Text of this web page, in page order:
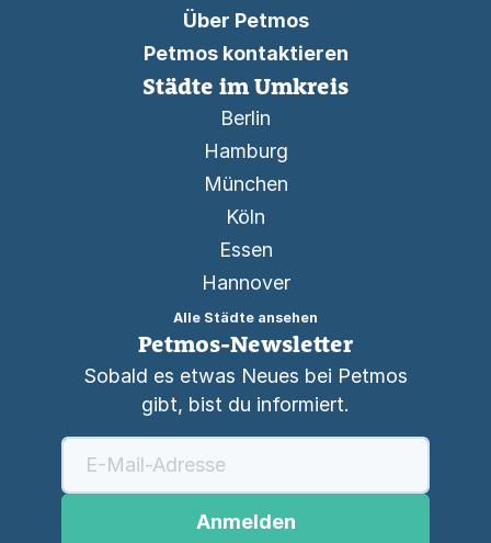
Über Petmos
Petmos kontaktieren
Städte im Umkreis
Berlin
Hamburg
München
Köln
Essen
Hannover
Alle Städte ansehen
Petmos-Newsletter
Sobald es etwas Neues bei Petmos
gibt, bist du informiert.
Anmelden